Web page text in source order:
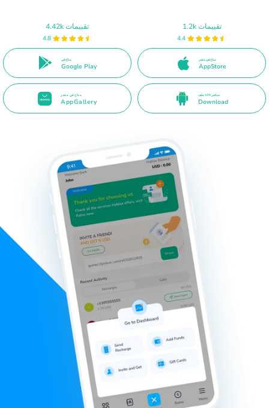
4.42k تقييمات
4.8
متاح في
Google Play
1.2k تقييمات
4.4
متاح في متجر
AppStore
متاح في متجر
AppGallery
ملف APK مباشر
Download